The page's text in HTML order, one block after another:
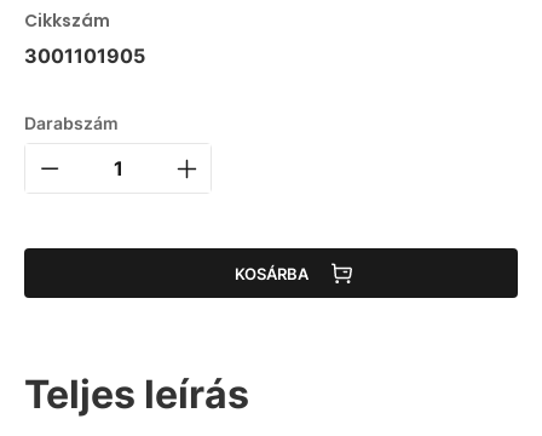
Cikkszám
3001101905
Darabszám
KOSÁRBA
Teljes leírás